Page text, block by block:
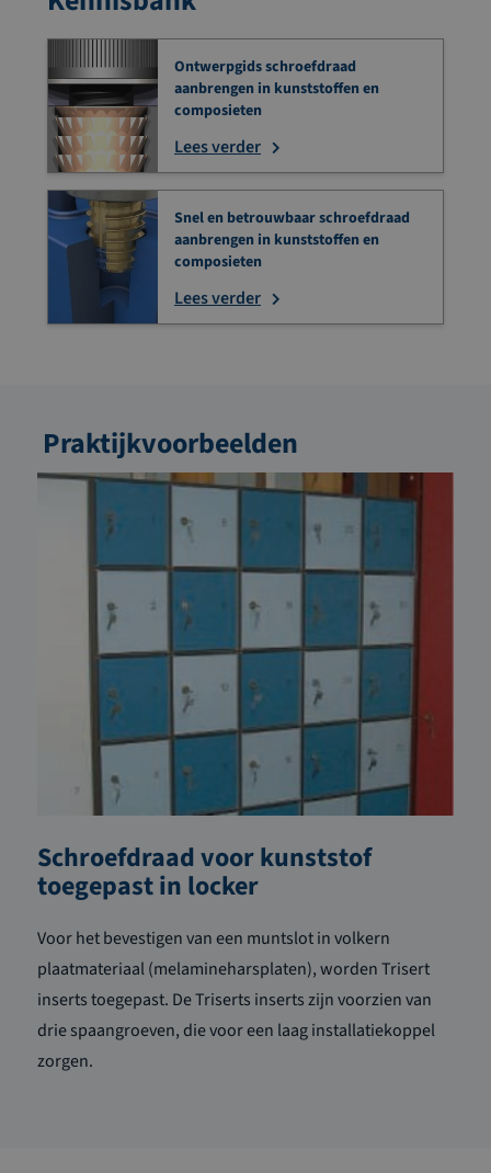
Ontwerpgids schroefdraad
aanbrengen in kunststoffen en
composieten
Lees verder
Snel en betrouwbaar schroefdraad
aanbrengen in kunststoffen en
composieten
Lees verder
Praktijkvoorbeelden
Schroefdraad voor kunststof
toegepast in locker
Voor het bevestigen van een muntslot in volkern
plaatmateriaal (melamineharsplaten), worden Trisert
inserts toegepast. De Triserts inserts zijn voorzien van
drie spaangroeven, die voor een laag installatiekoppel
zorgen.